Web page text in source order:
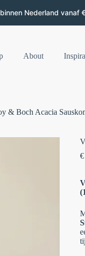
Nederland vanaf
About
& Boch Acacia
€